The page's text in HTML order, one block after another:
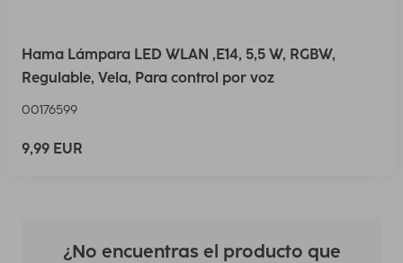
Hama Lámpara LED WLAN ,E14, 5,5 W, RGBW,
Regulable, Vela, Para control por voz
00176599
9,99 EUR
¿No encuentras el producto que